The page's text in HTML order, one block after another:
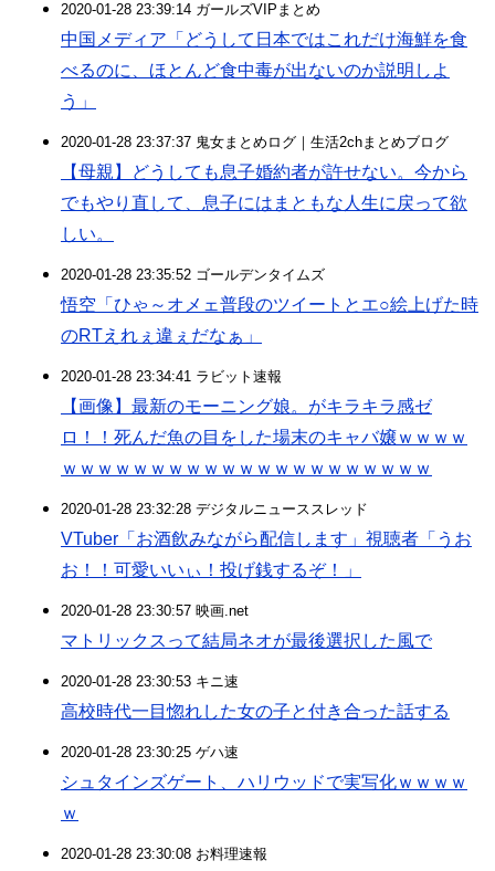
2020-01-28 23:39:14 ガールズVIPまとめ
中国メディア「どうして日本ではこれだけ海鮮を食
べるのに、ほとんど食中毒が出ないのか説明しよ
う」
2020-01-28 23:37:37 鬼女まとめログ｜生活2chまとめブログ
【母親】どうしても息子婚約者が許せない。今から
でもやり直して、息子にはまともな人生に戻って欲
しい。
2020-01-28 23:35:52 ゴールデンタイムズ
悟空「ひゃ～オメェ普段のツイートとエ○絵上げた時
のRTえれぇ違ぇだなぁ」
2020-01-28 23:34:41 ラビット速報
【画像】最新のモーニング娘。がキラキラ感ゼ
ロ！！死んだ魚の目をした場末のキャバ嬢ｗｗｗｗ
ｗｗｗｗｗｗｗｗｗｗｗｗｗｗｗｗｗｗｗｗｗ
2020-01-28 23:32:28 デジタルニューススレッド
VTuber「お酒飲みながら配信します」視聴者「うお
お！！可愛いいぃ！投げ銭するぞ！」
2020-01-28 23:30:57 映画.net
マトリックスって結局ネオが最後選択した風で
2020-01-28 23:30:53 キニ速
高校時代一目惚れした女の子と付き合った話する
2020-01-28 23:30:25 ゲハ速
シュタインズゲート、ハリウッドで実写化ｗｗｗｗ
ｗ
2020-01-28 23:30:08 お料理速報